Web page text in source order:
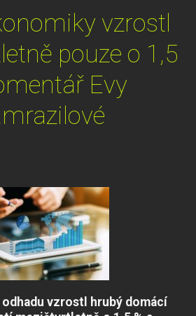
vzrostl
pouze o 1,5
Evy
vzrostl hrubý domácí